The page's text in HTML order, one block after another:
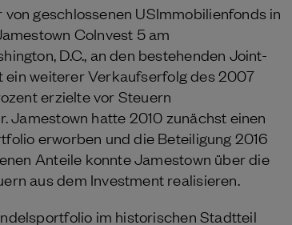
geschlossenen USImmobilienfonds in
CoInvest 5 am
D.C., an den bestehenden Joint-
weiterer Verkaufserfolg des 2007
erzielte vor Steuern
Jamestown hatte 2010 zunächst einen
erworben und die Beteiligung 2016
Anteile konnte Jamestown über die
aus dem Investment realisieren.
im historischen Stadtteil